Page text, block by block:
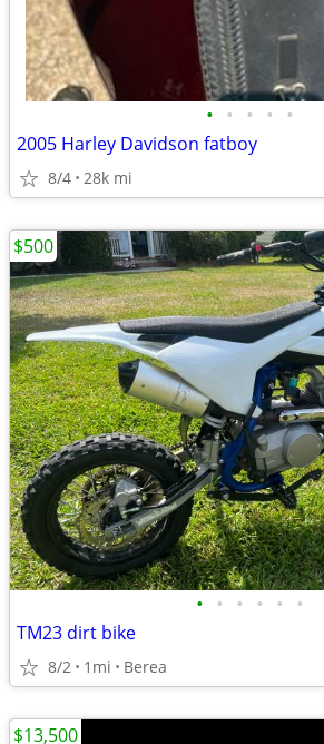
• • • • •
2005 Harley Davidson fatboy
8/4 28k mi
• • • • • •
TM23 dirt bike
8/2 1mi Berea
$500
$13,500